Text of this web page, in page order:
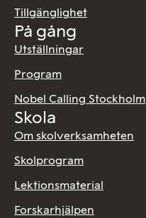
Tillgänglighet
På gång
Utställningar
Program
Nobel Calling Stockholm
Skola
Om skolverksamheten
Skolprogram
Lektionsmaterial
Forskarhjälpen